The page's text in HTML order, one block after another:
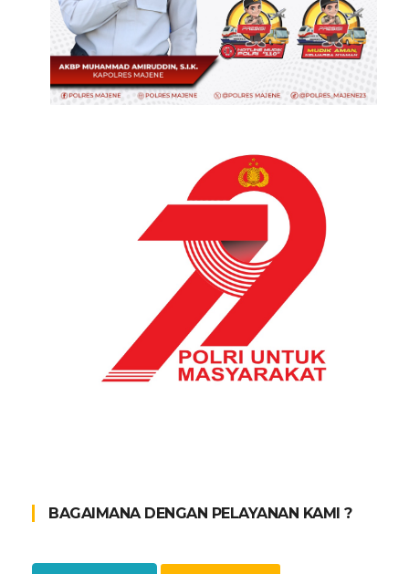
BAGAIMANA DENGAN PELAYANAN KAMI ?